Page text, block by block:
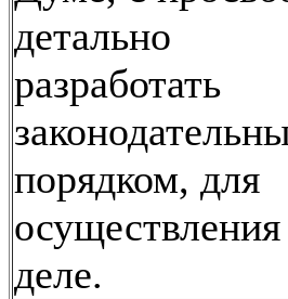
детально
разработать
порядком, для
деле.